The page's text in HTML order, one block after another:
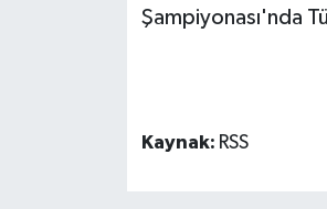
Şampiyonası'nda
Kaynak: RSS